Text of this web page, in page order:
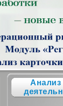
Анализ